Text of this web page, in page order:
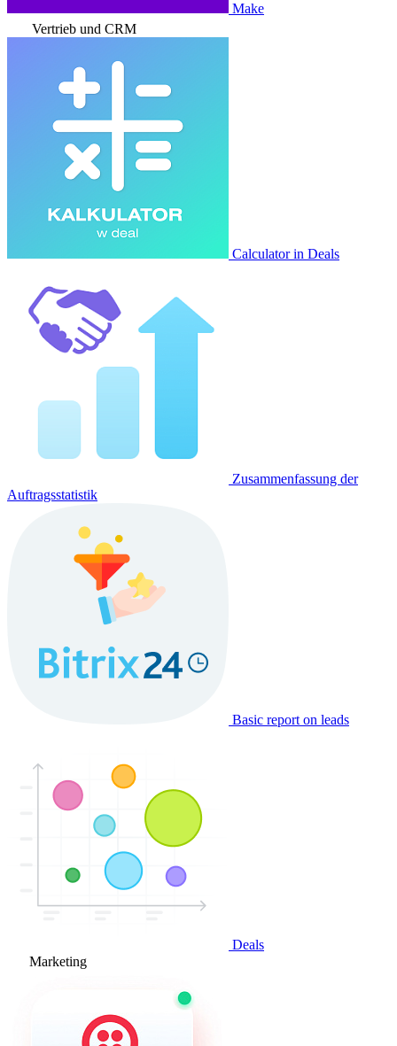
Make
Vertrieb und CRM
Calculator in Deals
Zusammenfassung der
Auftragsstatistik
Basic report on leads
Deals
Marketing